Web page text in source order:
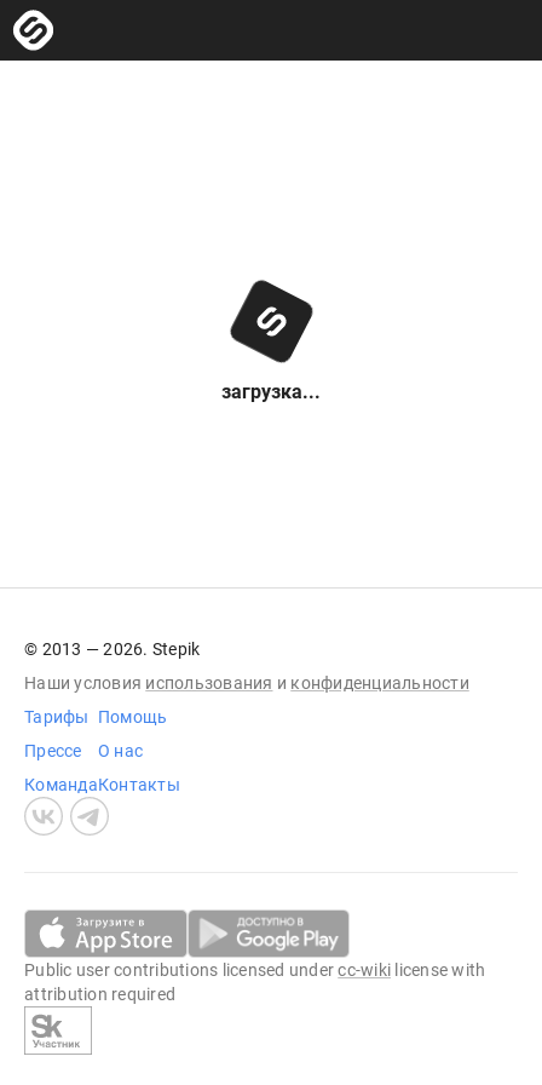
загрузка...
© 2013 — 2026. Stepik
Наши условия использования и конфиденциальности
Тарифы
Прессе
Команда
Помощь
О нас
Контакты
Public user contributions licensed undercc-wiki license with
attribution required